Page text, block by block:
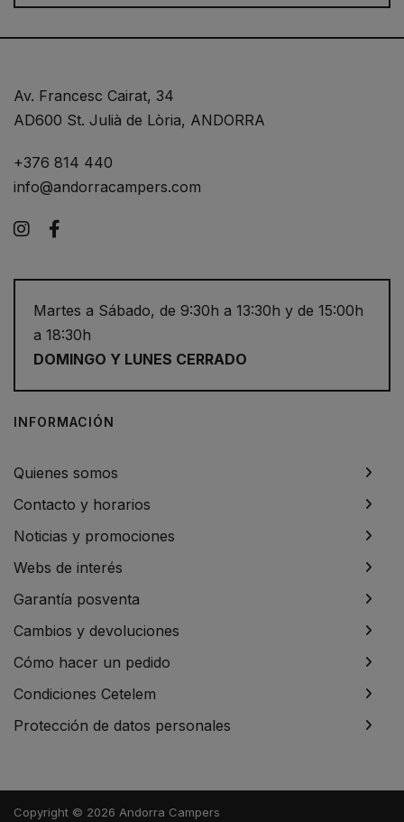
Av. Francesc Cairat, 34
AD600 St. Julià de Lòria, ANDORRA
+376 814 440
info@andorracampers.com
Instagram
Martes a Sábado, de 9:30h a 13:30h y de 15:00h
a 18:30h
DOMINGO Y LUNES CERRADO
INFORMACIÓN
Quienes somos
Contacto y horarios
Noticias y promociones
Webs de interés
Garantía posventa
Cambios y devoluciones
Cómo hacer un pedido
Condiciones Cetelem
Protección de datos personales
Copyright © 2026 Andorra Campers